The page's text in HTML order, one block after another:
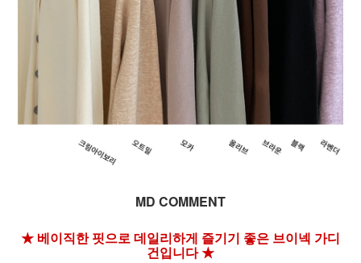
MD COMMENT
★ 베이직한 핏으로 데일리하게 즐기기 좋은 브이넥 가디
건입니다 ★